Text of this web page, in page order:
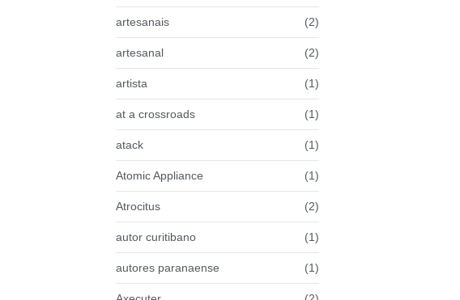
artesanais (2)
artesanal (2)
artista (1)
at a crossroads (1)
atack (1)
Atomic Appliance (1)
Atrocitus (2)
autor curitibano (1)
autores paranaense (1)